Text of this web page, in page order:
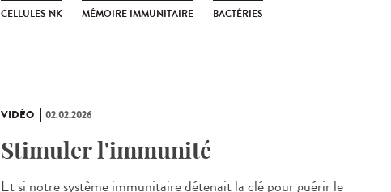
CELLULES NK MÉMOIRE IMMUNITAIRE BACTÉRIES
VIDÉO 02.02.2026
Stimuler l'immunité
Et si notre système immunitaire détenait la clé pour guérir le